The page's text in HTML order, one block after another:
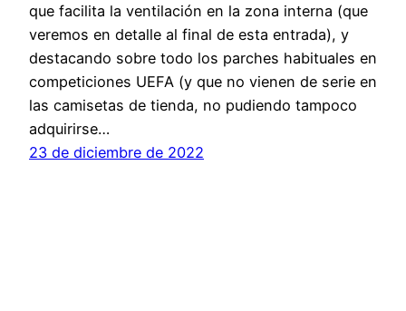
que facilita la ventilación en la zona interna (que
veremos en detalle al final de esta entrada), y
destacando sobre todo los parches habituales en
competiciones UEFA (y que no vienen de serie en
las camisetas de tienda, no pudiendo tampoco
adquirirse…
23 de diciembre de 2022